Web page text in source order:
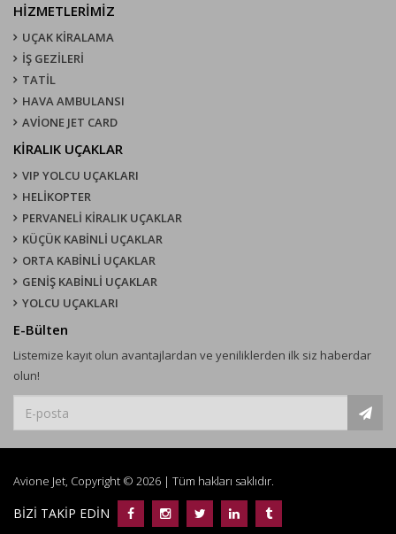
HİZMETLERİMİZ
UÇAK KIRALAMA
İŞ GEZİLERİ
TATİL
HAVA AMBULANSI
AVİONE JET CARD
KIRALIK UÇAKLAR
VIP YOLCU UÇAKLARI
HELİKOPTER
PERVANELİ KİRALIK UÇAKLAR
KÜÇÜK KABİNLİ UÇAKLAR
ORTA KABİNLİ UÇAKLAR
GENİŞ KABİNLİ UÇAKLAR
YOLCU UÇAKLARI
E-Bülten
Listemize kayıt olun avantajlardan ve yeniliklerden ilk siz haberdar
olun!
Avione Jet, Copyright © 2026 | Tüm hakları saklıdır.
BİZİ TAKİP EDİN